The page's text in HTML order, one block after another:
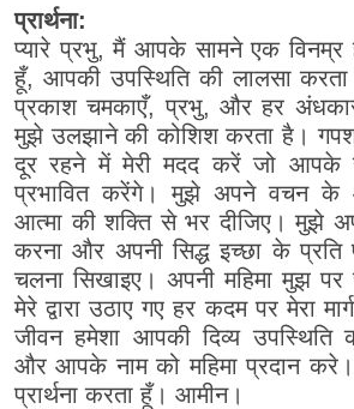
प्रार्थना:
प्यारे प्रभु, मैं आपके सामने एक
हूँ, आपकी उपस्थिति की लालसा
प्रकाश चमकाएँ, प्रभु, और हर
मुझे उलझाने की कोशिश करता है।
दूर रहने में मेरी मदद करें जो आपके
प्रभावित करेंगे। मुझे अपने वचन के
आत्मा की शक्ति से भर दीजिए। मुझे
करना और अपनी सिद्ध इच्छा के प्रति
चलना सिखाइए। अपनी महिमा मुझ
मेरे द्वारा उठाए गए हर कदम पर मेरा
जीवन हमेशा आपकी दिव्य उपस्थिति
और आपके नाम को महिमा प्रदान
प्रार्थना करता हूँ। आमीन।